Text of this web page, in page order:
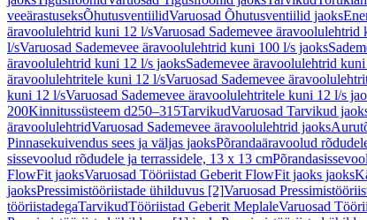
veeärastuseksÕhutusventiilidVaruosad Õhutusventiilid jaoks
äravoolulehtrid kuni 12 l/sVaruosad Sademevee äravoolulehtrid
l/sVaruosad Sademevee äravoolulehtrid kuni 100 l/s jaoks
äravoolulehtrid kuni 12 l/s jaoksSademevee äravoolulehtrid
äravoolulehtritele kuni 12 l/sVaruosad Sademevee
kuni 12 l/sVaruosad Sademevee äravoolulehtritele kuni 12 l/s
200Kinnitussüsteem d250–315TarvikudVaruosad Tarvikud
äravoolulehtridVaruosad Sademevee äravoolulehtrid jaoks
Pinnasekuivendus sees ja väljas jaoksPõrandaäravoolud
sissevoolud rõdudele ja terrassidele, 13 x 13 cm
FlowFit jaoksVaruosad Tööriistad Geberit FlowFit jaoks jaoks
jaoksPressimistööriistade ühilduvus [2]Varuosad
tööriistadegaTarvikudTööriistad Geberit MeplaleVaruosad